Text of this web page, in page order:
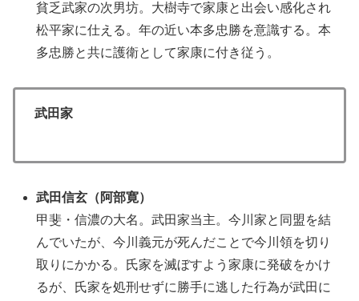
貧乏武家の次男坊。大樹寺で家康と出会い感化され
松平家に仕える。年の近い本多忠勝を意識する。本
多忠勝と共に護衛として家康に付き従う。
武田家
武田信玄（阿部寛）
甲斐・信濃の大名。武田家当主。今川家と同盟を結
んでいたが、今川義元が死んだことで今川領を切り
取りにかかる。氏家を滅ぼすよう家康に発破をかけ
るが、氏家を処刑せずに勝手に逃した行為が武田に